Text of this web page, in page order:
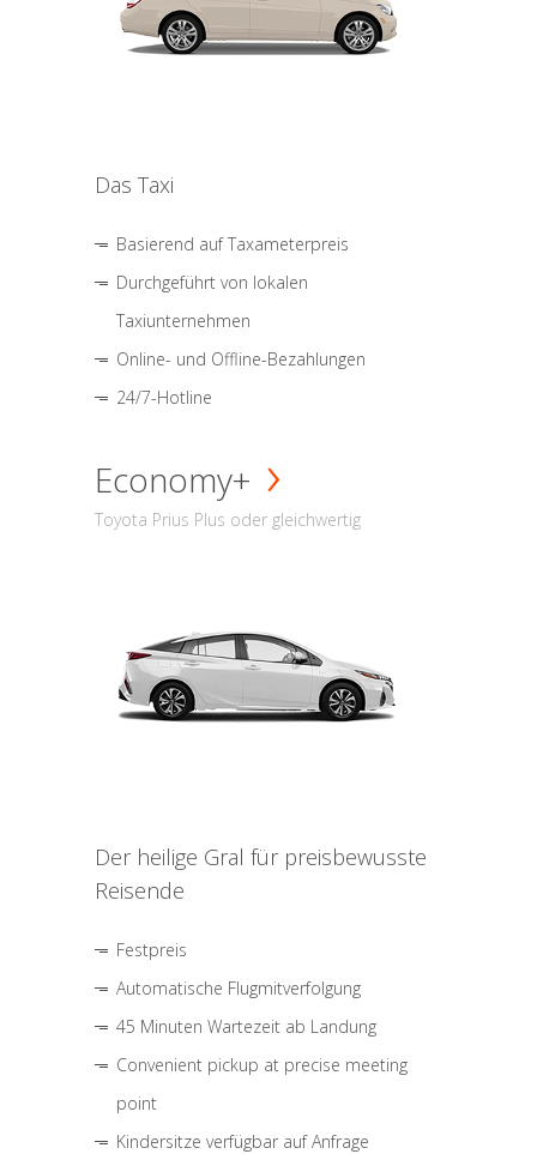
Das Taxi
Basierend auf Taxameterpreis
Durchgeführt von lokalen
Taxiunternehmen
Online- und Offline-Bezahlungen
24/7-Hotline
Economy+
Toyota Prius Plus oder gleichwertig
Der heilige Gral für preisbewusste
Reisende
Festpreis
Automatische Flugmitverfolgung
45 Minuten Wartezeit ab Landung
Convenient pickup at precise meeting
point
Kindersitze verfügbar auf Anfrage